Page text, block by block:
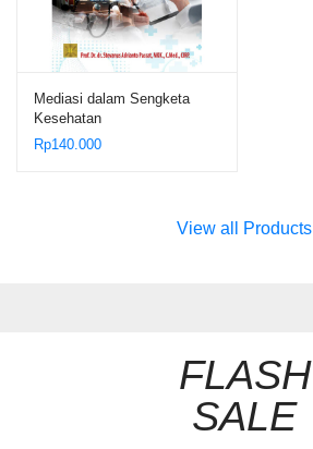
Mediasi dalam Sengketa
Kesehatan
Rp140.000
View all Products
FLASH
SALE